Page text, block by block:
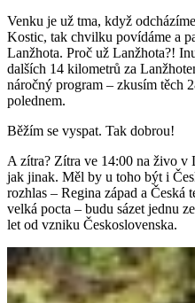
Venku je už tma, když
Kostic, tak chvilku povídáme a
Lanžhota. Proč už Lanžhota?!
dalších 14 kilometrů za
náročný program – zkusím těch
polednem.
Běžím se vyspat. Tak dobrou!
A zítra? Zítra ve 14:00 na živo v
jak jinak. Měl by u toho být i
rozhlas – Regina západ a Česká
velká pocta – budu sázet jednu
let od vzniku Československa.